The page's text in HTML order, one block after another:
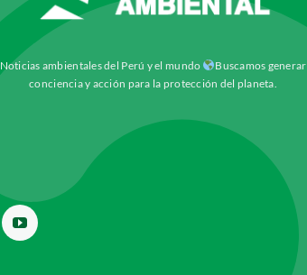
Noticias ambientales del Perú y el mundo
Buscamos generar
conciencia y acción para la protección del planeta.